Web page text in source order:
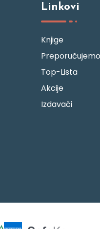
Linkovi
Knjige
Preporučujemo
Top-Lista
Akcije
Izdavači